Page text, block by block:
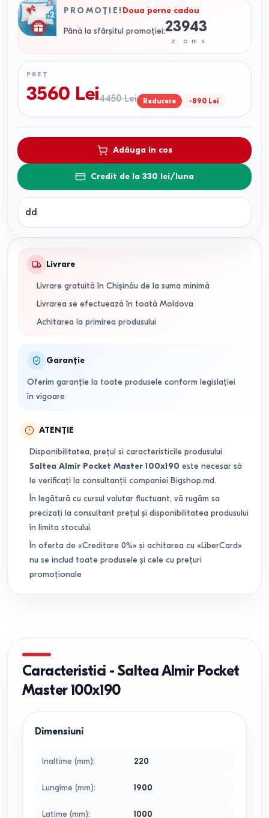
PROMOȚIE ! Doua perne cadou
Până la sfârșitul promoției:23
z
9
o
4
m
2
s
PREȚ
3560 Lei4450 Lei Reducere -890 Lei
Adăuga in cos
Credit de la 330 lei/luna
dd
Livrare
Livrare gratuită în Chișinău de la suma minimă
Livrarea se efectuează în toată Moldova
Achitarea la primirea produsului
Garanție
Oferim garanție la toate produsele conform legislației
în vigoare
ATENȚIE
Disponibilitatea, prețul si caracteristicile produsului
Saltea Almir Pocket Master 100x190 este necesar să
le verificați la consultanții companiei Bigshop.md.
În legătură cu cursul valutar fluctuant, vă rugăm sa
precizați la consultant prețul și disponibilitatea produsului
în limita stocului.
În oferta de «Creditare 0%» și achitarea cu «LiberCard»
nu se includ toate produsele și cele cu prețuri
promoționale
Caracteristici - Saltea Almir Pocket
Master 100x190
Dimensiuni
Inaltime (mm): 220
Lungime (mm): 1900
Latime (mm): 1000